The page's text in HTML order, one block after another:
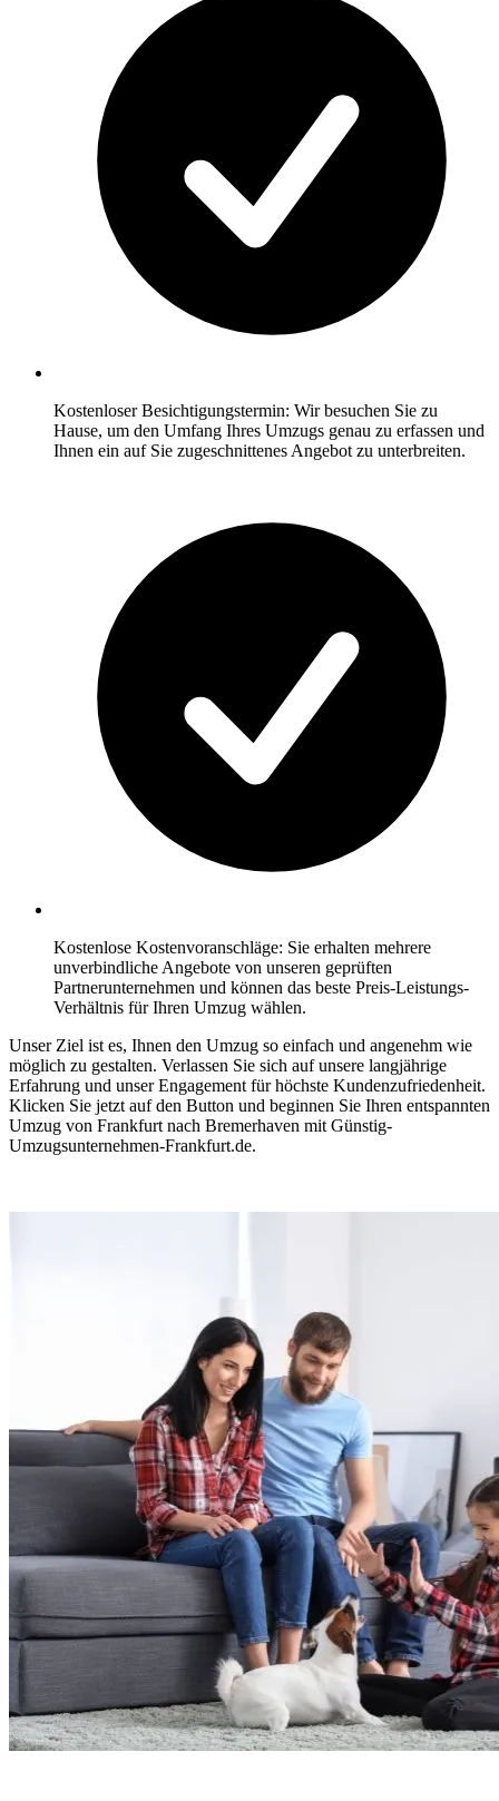
Kostenloser Besichtigungstermin: Wir besuchen Sie zu
Hause, um den Umfang Ihres Umzugs genau zu erfassen und
Ihnen ein auf Sie zugeschnittenes Angebot zu unterbreiten.
Kostenlose Kostenvoranschläge: Sie erhalten mehrere
unverbindliche Angebote von unseren geprüften
Partnerunternehmen und können das beste Preis-Leistungs-
Verhältnis für Ihren Umzug wählen.
Unser Ziel ist es, Ihnen den Umzug so einfach und angenehm wie
möglich zu gestalten. Verlassen Sie sich auf unsere langjährige
Erfahrung und unser Engagement für höchste Kundenzufriedenheit.
Klicken Sie jetzt auf den Button und beginnen Sie Ihren entspannten
Umzug von Frankfurt nach Bremerhaven mit Günstig-
Umzugsunternehmen-Frankfurt.de.